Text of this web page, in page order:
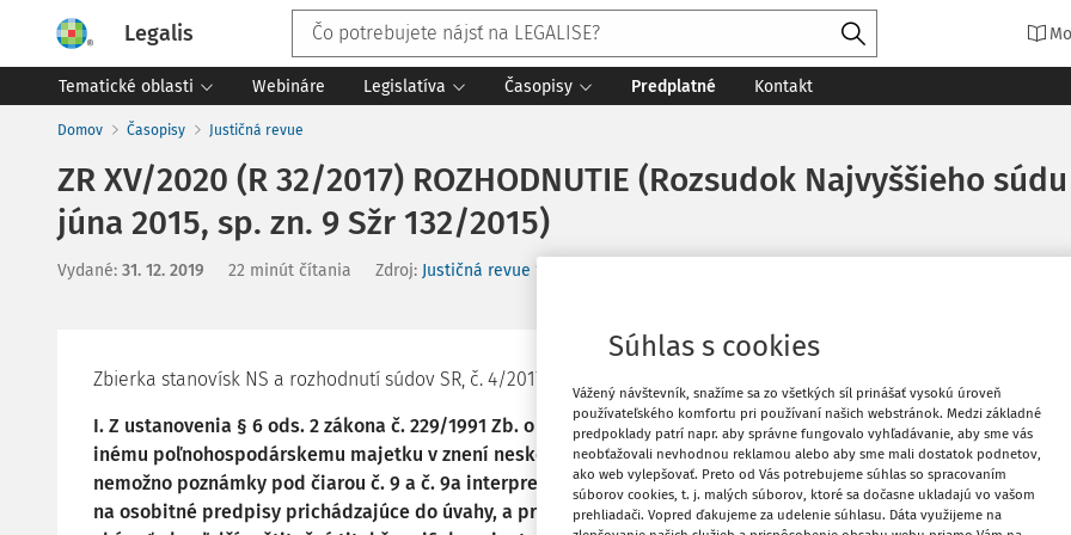
Legalis
Tematické oblasti Webináre Legislatíva Časopisy Predplatné Kontakt
Domov Časopisy Justičná revue
ZR XV/2020 (R 32/2017) ROZHODNUTIE (Rozsudok Najvyššieho
júna 2015, sp. zn. 9 Sžr 132/2015)
Vydané: 31. 12. 2019 22 minút čítania Zdroj: Justičná revue 1/2020
Zbierka stanovísk NS a rozhodnutí súdov SR, č. 4/2017, s. 61 – 68.
I. Z ustanovenia § 6 ods. 2 zákona č. 229/1991 Zb. o úprave vlastníckych vzťahov k pôde a
inému poľnohospodárskemu majetku v znení neskorších predpisov vyplýva záver, že
nemožno poznámky pod čiarou č. 9 a č. 9a interpretovať inak, než ako príkladmé odkazy
na osobitné predpisy prichádzajúce do úvahy, a preto uvedené ustanovenie je žiaduce
Obľúbené
Zdieľať
Súhlas s cookies
Vážený návštevník, snažíme sa zo všetkých síl prinášať vysokú úroveň
používateľského komfortu pri používaní našich webstránok. Medzi základné
predpoklady patrí napr. aby správne fungovalo vyhľadávanie, aby sme vás
neobťažovali nevhodnou reklamou alebo aby sme mali dostatok podnetov,
ako web vylepšovať. Preto od Vás potrebujeme súhlas so spracovaním
súborov cookies, t. j. malých súborov, ktoré sa dočasne ukladajú vo vašom
prehliadači. Vopred ďakujeme za udelenie súhlasu. Dáta využijeme na